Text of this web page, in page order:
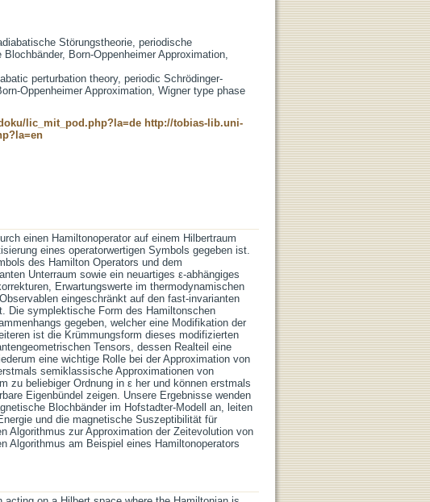
Störungstheorie, periodische
Born-Oppenheimer Approximation,
perturbation theory, periodic Schrödinger-
Oppenheimer Approximation, Wigner type phase
lic_mit_pod.php?la=de http://tobias-lib.uni-
einen Hamiltonoperator auf einem Hilbertraum
eines operatorwertigen Symbols gegeben ist.
des Hamilton Operators und dem
Unterraum sowie ein neuartiges ε-abhängiges
Erwartungswerte im thermodynamischen
eingeschränkt auf den fast-invarianten
Die symplektische Form des Hamiltonschen
gegeben, welcher eine Modifikation der
ist die Krümmungsform dieses modifizierten
Tensors, dessen Realteil eine
eine wichtige Rolle bei der Approximation von
semiklassische Approximationen von
zu beliebiger Ordnung in ε her und können erstmals
Eigenbündel zeigen. Unsere Ergebnisse wenden
Blochbänder im Hofstadter-Modell an, leiten
und die magnetische Suszeptibilität für
Algorithmus zur Approximation der Zeitevolution von
Algorithmus am Beispiel eines Hamiltonoperators